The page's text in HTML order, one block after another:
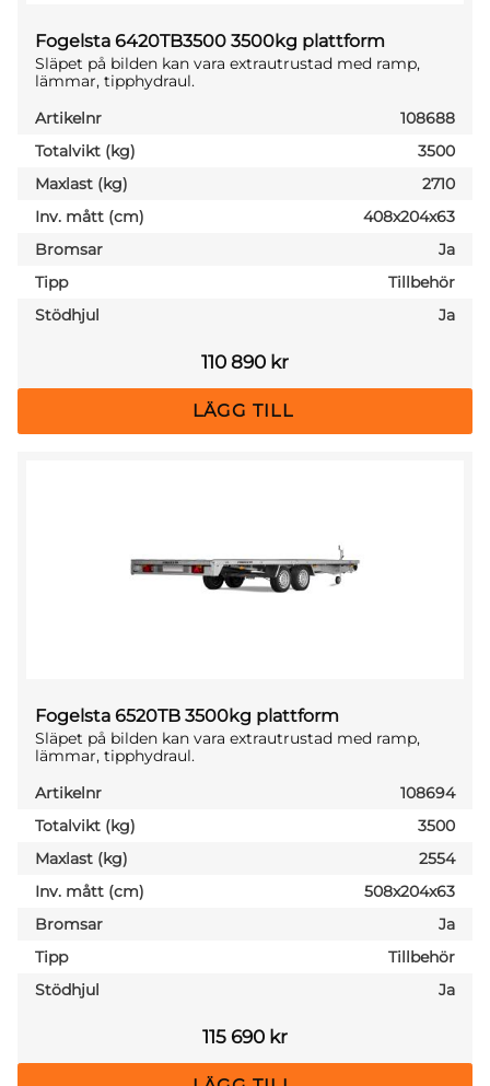
Fogelsta 6420TB3500 3500kg plattform
Släpet på bilden kan vara extrautrustad med ramp,
lämmar, tipphydraul.
Artikelnr
108688
Totalvikt (kg)
3500
Maxlast (kg)
2710
Inv. mått (cm)
408x204x63
Bromsar
Ja
Tipp
Tillbehör
Stödhjul
Ja
110 890 kr
Fogelsta 6520TB 3500kg plattform
Släpet på bilden kan vara extrautrustad med ramp,
lämmar, tipphydraul.
Artikelnr
108694
Totalvikt (kg)
3500
Maxlast (kg)
2554
Inv. mått (cm)
508x204x63
Bromsar
Ja
Tipp
Tillbehör
Stödhjul
Ja
115 690 kr